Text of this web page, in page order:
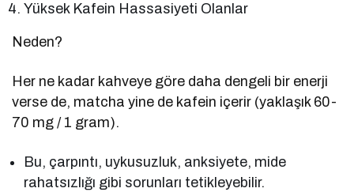
Yüksek Kafein Hassasiyeti Olanlar
Neden?
Her ne kadar kahveye göre daha dengeli bir enerji
verse de, matcha yine de kafein içerir (yaklaşık 60-
70 mg / 1 gram).
Bu, çarpıntı, uykusuzluk, anksiyete, mide
rahatsızlığı gibi sorunları tetikleyebilir.